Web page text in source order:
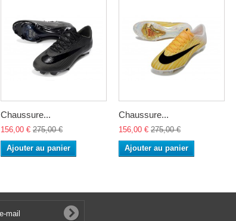
Chaussure...
156,00 € 275,00 €
Ajouter au panier
Chaussure...
156,00 € 275,00 €
Ajouter au panier